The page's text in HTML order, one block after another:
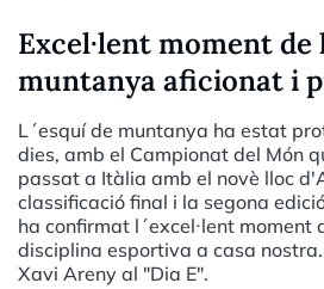
Excel·lent moment de
muntanya aficionat i
L´esquí de muntanya ha estat
dies, amb el Campionat del Món
passat a Itàlia amb el novè lloc
classificació final i la segona
ha confirmat l´excel·lent moment
disciplina esportiva a casa
Xavi Areny al "Dia E".